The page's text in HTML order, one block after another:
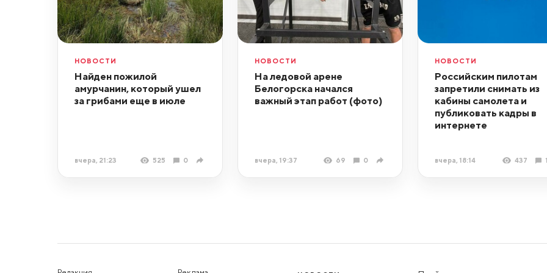
НОВОСТИ
Найден пожилой
амурчанин, который ушел
за грибами еще в июле
вчера, 21:23 525 0
НОВОСТИ
На ледовой арене
Белогорска начался
важный этап работ (фото)
вчера, 19:37 69 0
НОВОСТИ
Российским пилотам
запретили снимать из
кабины самолета и
публиковать кадры в
интернете
вчера, 18:14 437